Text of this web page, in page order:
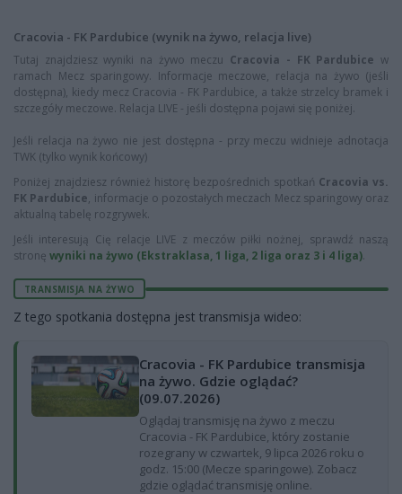
Cracovia - FK Pardubice (wynik na żywo, relacja live)
Tutaj znajdziesz wyniki na żywo meczu Cracovia - FK Pardubice w
ramach Mecz sparingowy. Informacje meczowe, relacja na żywo (jeśli
dostępna), kiedy mecz Cracovia - FK Pardubice, a także strzelcy bramek i
szczegóły meczowe. Relacja LIVE - jeśli dostępna pojawi się poniżej.
Jeśli relacja na żywo nie jest dostępna - przy meczu widnieje adnotacja
TWK (tylko wynik końcowy)
Poniżej znajdziesz również historę bezpośrednich spotkań Cracovia vs.
FK Pardubice, informacje o pozostałych meczach Mecz sparingowy oraz
aktualną tabelę rozgrywek.
Jeśli interesują Cię relacje LIVE z meczów piłki nożnej, sprawdź naszą
stronę wyniki na żywo (Ekstraklasa, 1 liga, 2 liga oraz 3 i 4 liga).
TRANSMISJA NA ŻYWO
Z tego spotkania dostępna jest transmisja wideo:
Cracovia - FK Pardubice transmisja
na żywo. Gdzie oglądać?
(09.07.2026)
Oglądaj transmisję na żywo z meczu
Cracovia - FK Pardubice, który zostanie
rozegrany w czwartek, 9 lipca 2026 roku o
godz. 15:00 (Mecze sparingowe). Zobacz
gdzie oglądać transmisję online.